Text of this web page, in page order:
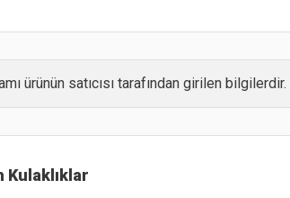
ürünün satıcısı tarafından girilen
Kulaklıklar